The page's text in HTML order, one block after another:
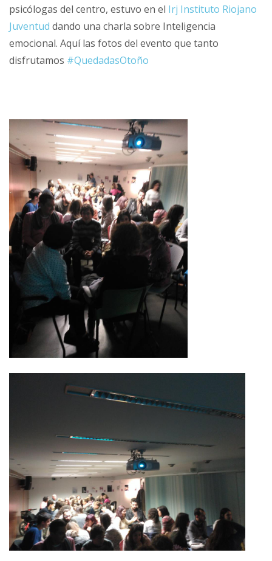
psicólogas del centro, estuvo en el Irj Instituto Riojano
Juventud dando una charla sobre Inteligencia
emocional. Aquí las fotos del evento que tanto
disfrutamos #QuedadasOtoño